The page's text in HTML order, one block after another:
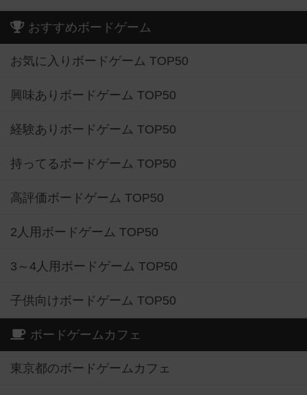
おすすめボードゲーム
お気に入りボードゲーム TOP50
興味ありボードゲーム TOP50
経験ありボードゲーム TOP50
持ってるボードゲーム TOP50
高評価ボードゲーム TOP50
2人用ボードゲーム TOP50
3～4人用ボードゲーム TOP50
子供向けボードゲーム TOP50
ボードゲームカフェ
東京都のボードゲームカフェ